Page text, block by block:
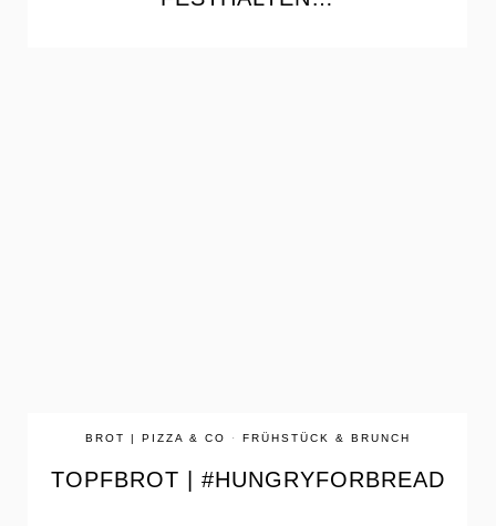
BROT | PIZZA & CO · FRÜHSTÜCK & BRUNCH
TOPFBROT | #HUNGRYFORBREAD